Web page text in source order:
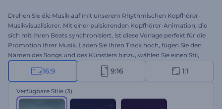
Drehen Sie die Musik auf mit unserem Rhythmischen Kopfhörer-
Musikvisualisierer. Mit einer pulsierenden Kopfhörer-Animation, die
sich mit Ihren Beats synchronisiert, ist diese Vorlage perfekt für die
Promotion Ihrer Musik. Laden Sie Ihren Track hoch, fügen Sie den
Namen des Songs und des Künstlers hinzu, wählen Sie einen Stil,
und lassen Sie die Grafiken Ihre Musik zum Leben erwecken. Perfekt
für Musiker, DJs, Musikproduzenten und YouTuber, die ihren Kanal
mit neuen Musikvideos aufpeppen wollen. Erstellen Sie jetzt und
machen Sie Ihre Musik unverwechselbar!
16:9 9:16 1:1
Verfügbare Stile (3)